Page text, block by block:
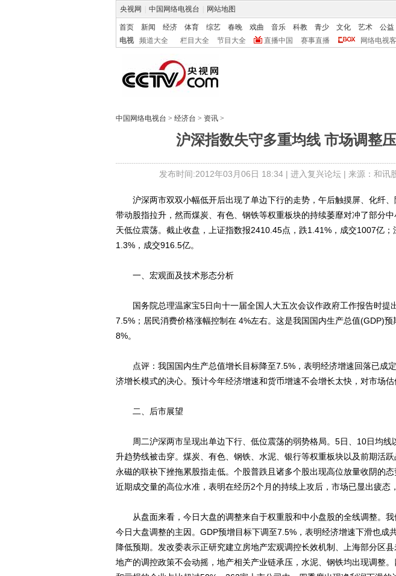
央视网 中国网络电视台 网站地图
首页 新闻 经济 体育 综艺 春晚 戏曲 音乐 科教 青少 文化 艺术 公益
电视
频道大全 栏目大全 节目大全 直播中国 赛事直播 网络电视
中国网络电视台 > 经济台 > 资讯 >
沪深指数失守多重均线 市场调整
发布时间:2012年03月06日 18:34 | 进入复兴论坛| 来源：和讯
沪深两市双双小幅低开后出现了单边下行的走势，午后触摸屏、化纤、
带动股指拉升，然而煤炭、有色、钢铁等权重板块的持续萎靡对冲了部分
天低位震荡。截止收盘，上证指数报2410.45点，跌1.41%，成交1007亿
1.3%，成交916.5亿。
一、宏观面及技术形态分析
国务院总理温家宝5日向十一届全国人大五次会议作政府工作报告时提
7.5%；居民消费价格涨幅控制在 4%左右。这是我国国内生产总值(GDP)
8%。
点评：我国国内生产总值增长目标降至7.5%，表明经济增速回落已成
济增长模式的决心。预计今年经济增速和货币增速不会增长太快，对市场估
二、后市展望
周二沪深两市呈现出单边下行、低位震荡的弱势格局。5日、10日均线
升趋势线被击穿。煤炭、有色、钢铁、水泥、银行等权重板块以及前期活
永磁的联袂下挫拖累股指走低。个股普跌且诸多个股出现高位放量收阴的
近期成交量的高位水准，表明在经历2个月的持续上攻后，市场已显出疲态
从盘面来看，今日大盘的调整来自于权重股和中小盘股的全线调整。我
今日大盘调整的主因。GDP预增目标下调至7.5%，表明经济增速下滑也成
降低预期。发改委表示正研究建立房地产宏观调控长效机制、上海部分区
地产的调控政策不会动摇，地产相关产业链承压，水泥、钢铁均出现调整